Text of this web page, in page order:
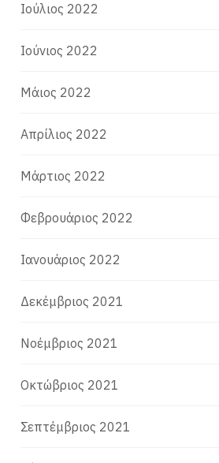
Ιούλιος 2022
Ιούνιος 2022
Μάιος 2022
Απρίλιος 2022
Μάρτιος 2022
Φεβρουάριος 2022
Ιανουάριος 2022
Δεκέμβριος 2021
Νοέμβριος 2021
Οκτώβριος 2021
Σεπτέμβριος 2021